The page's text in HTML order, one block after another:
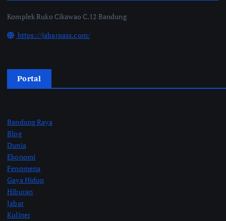
Komplek Ruko Cikawao C.12 Bandung
https://jabarpass.com/
Portal
Bandung Raya
Blog
Dunia
Ekonomi
Fenomena
Gaya Hidup
Hiburan
Jabar
Kuliner